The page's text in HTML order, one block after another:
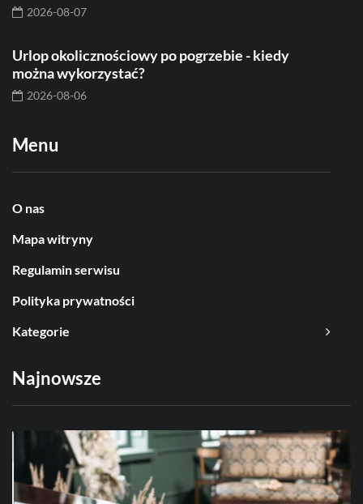
2026-08-07
Urlop okolicznościowy po pogrzebie - kiedy
można wykorzystać?
2026-08-06
Menu
O nas
Mapa witryny
Regulamin serwisu
Polityka prywatności
Kategorie
Najnowsze